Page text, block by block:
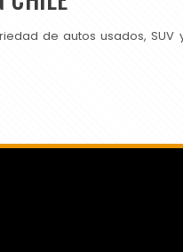
de autos usados,